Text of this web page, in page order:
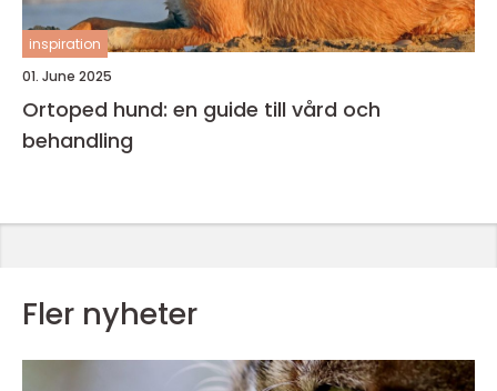
inspiration
01. June 2025
Ortoped hund: en guide till vård och
behandling
Fler nyheter